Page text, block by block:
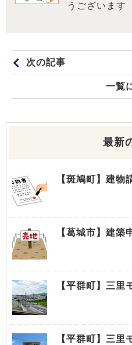
うございます
次の記事
一覧
最新
【斑鳩町】建物
【葛城市】建築
【平群町】三里
【平群町】三里